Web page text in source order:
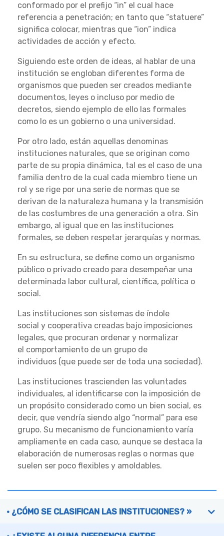
conformado por el prefijo “in” el cual hace
referencia a penetración; en tanto que “statuere”
significa colocar, mientras que “ion” indica
actividades de acción y efecto.
Siguiendo este orden de ideas, al hablar de una
institución se engloban diferentes forma de
organismos que pueden ser creados mediante
documentos, leyes o incluso por medio de
decretos, siendo ejemplo de ello las formales
como lo es un gobierno o una universidad.
Por otro lado, están aquellas denominas
instituciones naturales, que se originan como
parte de su propia dinámica, tal es el caso de una
familia dentro de la cual cada miembro tiene un
rol y se rige por una serie de normas que se
derivan de la naturaleza humana y la transmisión
de las costumbres de una generación a otra. Sin
embargo, al igual que en las instituciones
formales, se deben respetar jerarquías y normas.
En su estructura, se define como un organismo
público o privado creado para desempeñar una
determinada labor cultural, científica, política o
social.
Las instituciones son sistemas de índole
social y cooperativa creadas bajo imposiciones
legales, que procuran ordenar y normalizar
el comportamiento de un grupo de
individuos (que puede ser de toda una sociedad).
Las instituciones trascienden las voluntades
individuales, al identificarse con la imposición de
un propósito considerado como un bien social, es
decir, que vendría siendo algo “normal” para ese
grupo. Su mecanismo de funcionamiento varía
ampliamente en cada caso, aunque se destaca la
elaboración de numerosas reglas o normas que
suelen ser poco flexibles y amoldables.
¿CÓMO SE CLASIFICAN LAS INSTITUCIONES? »